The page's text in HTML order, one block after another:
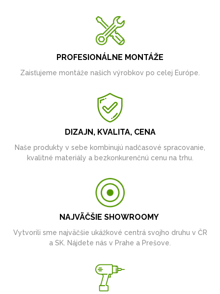
PROFESIONÁLNE MONTÁŽE
Zaisťujeme montáže našich výrobkov po celej Európe.
DIZAJN, KVALITA, CENA
Naše produkty v sebe kombinujú nadčasové spracovanie,
kvalitné materiály a bezkonkurenčnú cenu na trhu.
NAJVÄČŠIE SHOWROOMY
Vytvorili sme najväčšie ukážkové centrá svojho druhu v ČR
a SK. Nájdete nás v Prahe a Prešove.